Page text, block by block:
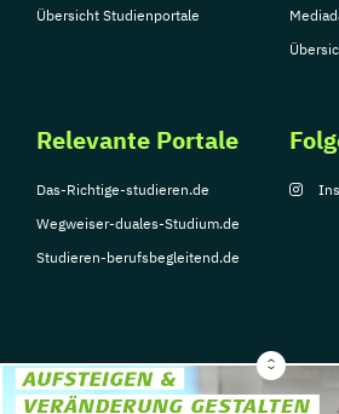
Übersicht Studienportale
Relevante Portale
Das-Richtige-studieren.de
Wegweiser-duales-Studium.de
Studieren-berufsbegleitend.de